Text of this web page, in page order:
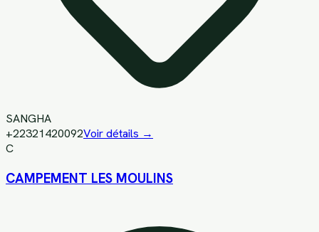
SANGHA
+22321420092Voir détails →
C
CAMPEMENT LES MOULINS